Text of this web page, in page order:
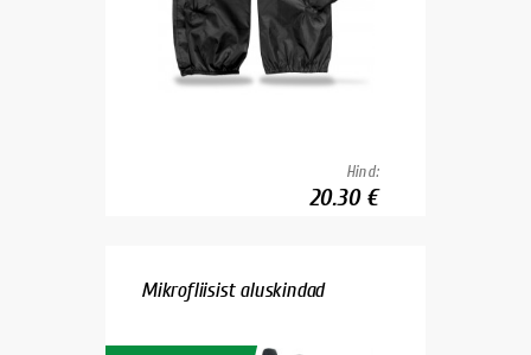
Hind:
20.30 €
Mikrofliisist aluskindad